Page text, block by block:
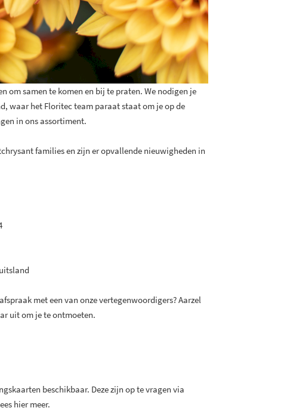
om samen te komen en bij te praten. We nodigen je
waar het Floritec team paraat staat om je op de
in ons assortiment.
families en zijn er opvallende nieuwigheden in
met een van onze vertegenwoordigers? Aarzel
uit om je te ontmoeten.
beschikbaar. Deze zijn op te vragen via
hier meer.